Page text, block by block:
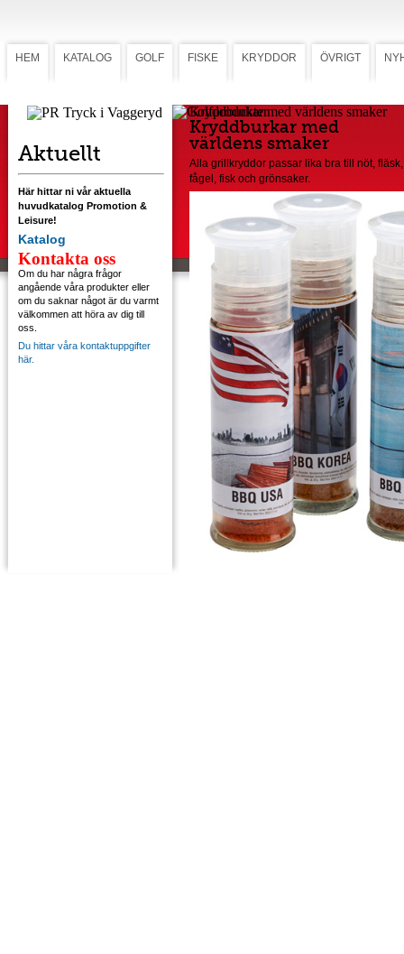
HEM KATALOG GOLF FISKE KRYDDOR ÖVRIGT
Aktuellt
Här hittar ni vår aktuella
huvudkatalog Promotion &
Leisure!
Katalog
Kontakta oss
Om du har några frågor
angående våra produkter eller
om du saknar något är du varmt
välkommen att höra av dig till
oss.
Du hittar våra kontaktuppgifter
här.
Kryddburkar med världens smaker
Kryddburkar med
världens smaker
Alla grillkryddor passar lika bra till nöt, fläsk,
fågel, fisk och grönsaker.